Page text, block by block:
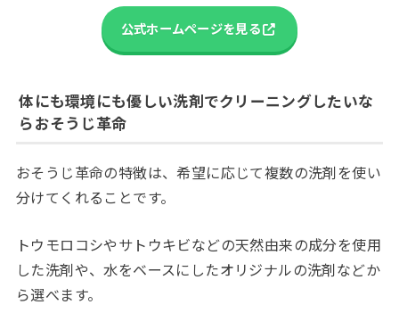
公式ホームページを見る
体にも環境にも優しい洗剤でクリーニングしたいな
らおそうじ革命
おそうじ革命の特徴は、希望に応じて複数の洗剤を使い
分けてくれることです。
トウモロコシやサトウキビなどの天然由来の成分を使用
した洗剤や、水をベースにしたオリジナルの洗剤などか
ら選べます。